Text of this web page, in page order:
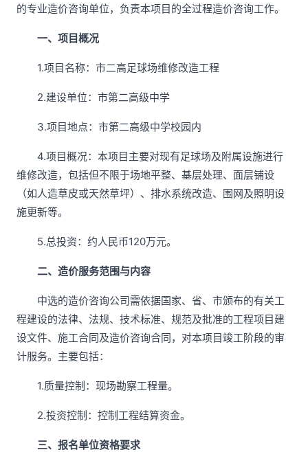
的专业造价咨询单位，负责本项目的全过程造价咨询工作。
一、项目概况
1.项目名称：市二高足球场维修改造工程
2.建设单位：市第二高级中学
3.项目地点：市第二高级中学校园内
4.项目概况：本项目主要对现有足球场及附属设施进行
维修改造，包括但不限于场地平整、基层处理、面层铺设
（如人造草皮或天然草坪）、排水系统改造、围网及照明设
施更新等。
5.总投资：约人民币120万元。
二、造价服务范围与内容
中选的造价咨询公司需依据国家、省、市颁布的有关工
程建设的法律、法规、技术标准、规范及批准的工程项目建
设文件、施工合同及造价咨询合同，对本项目竣工阶段的审
计服务。主要包括：
1.质量控制：现场勘察工程量。
2.投资控制：控制工程结算资金。
三、报名单位资格要求